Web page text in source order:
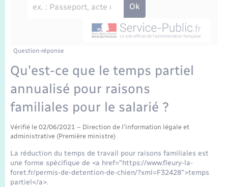
Etat-civil - Papiers - Citoyenneté
Parrainage civil
Recensement
Concessions funéraires
Nouvel habitant
Numérique
Organisation d’événement
Sécurité - Prévention
Transports scolaires
Travaux - Autorisation d’occupation de l’espace
Plan interactif
La Communauté de communes
Question-réponse
Qu'est-ce que le temps partiel
annualisé pour raisons
familiales pour le salarié ?
Vérifié le 02/06/2021 – Direction de l'information légale et
administrative (Première ministre)
La réduction du temps de travail pour raisons familiales est
une forme spécifique de <a href="https://www.fleury-la-
foret.fr/permis-de-detention-de-chien/?xml=F32428">temps
partiel</a>.